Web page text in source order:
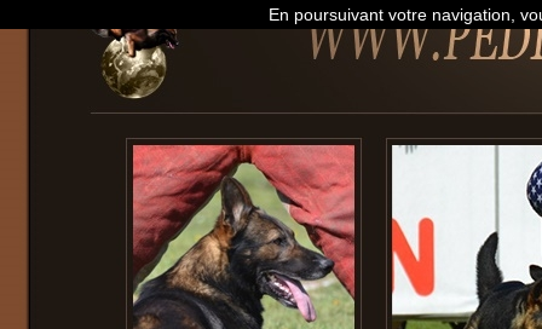
En poursuivant votre navigation,